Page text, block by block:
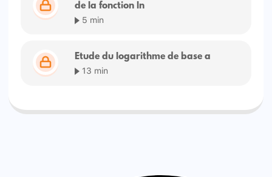
de la fonction ln
5 min
Etude du logarithme de base a
13 min